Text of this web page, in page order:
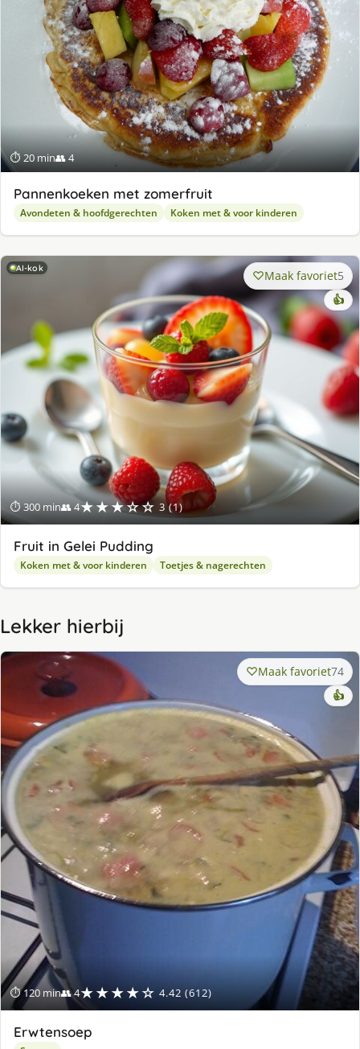
⏱ 20 min👥 4
Pannenkoeken met zomerfruit
Avondeten & hoofdgerechten Koken met & voor kinderen
AI-kok
⏱ 300 min👥 4★★★☆☆ 3 (1)
Maak favoriet5
👍
Fruit in Gelei Pudding
Koken met & voor kinderen Toetjes & nagerechten
Lekker hierbij
⏱ 120 min👥 4★★★★☆ 4.42 (612)
Maak favoriet74
👍
Erwtensoep